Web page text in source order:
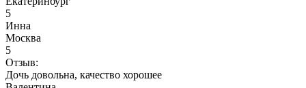
5
Инна
Москва
5
Отзыв:
Дочь довольна, качество хорошее